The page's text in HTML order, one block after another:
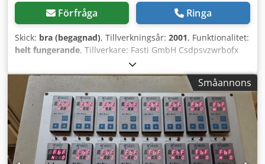
Förfråga Ringa
Skick: bra (begagnad), Tillverkningsår: 2001, Funktionalitet:
helt fungerande, Tillverkare: Fasti GmbH Csdpsvzwrbofx
Apyerf Typ: ERD 65 B Anslutningseffekt: 0,9 kW
PRISSÄNKNING FRÅN 700 TILL 550 EUR!!!
Småannons